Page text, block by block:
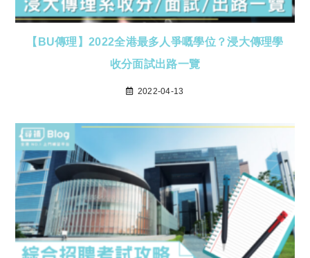
【BU傳理】2022全港最多人爭嘅學位？浸大傳理學
收分面試出路一覽
2022-04-13